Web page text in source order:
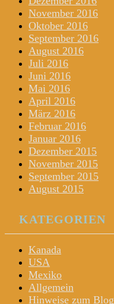
November 2016
Oktober 2016
September 2016
August 2016
Juli 2016
Juni 2016
Mai 2016
April 2016
März 2016
Februar 2016
Januar 2016
Dezember 2015
November 2015
September 2015
August 2015
KATEGORIEN
Kanada
USA
Mexiko
Allgemein
Hinweise zum Blog